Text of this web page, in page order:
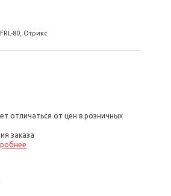
80, Отрикс
отличаться от цен в розничных
заказа